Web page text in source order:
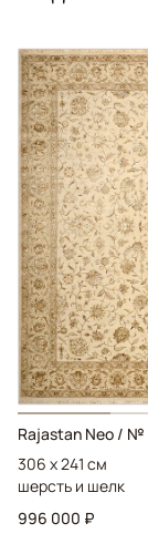
Rajastan Neo / №
306 x 241 см
шерсть и шелк
996 000 ₽